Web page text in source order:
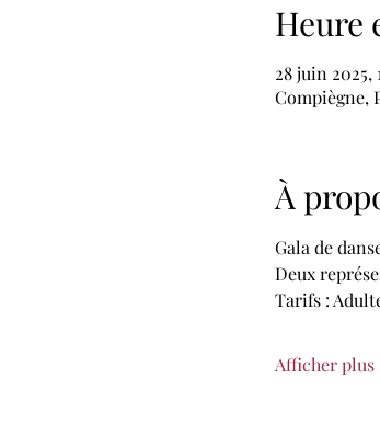
Heure
28 juin 2025,
Compiègne,
À
Gala de
Deux
Tarifs :
Afficher plus